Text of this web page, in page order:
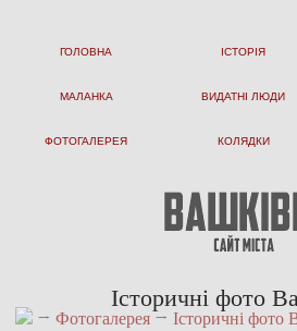
ГОЛОВНА ІСТОРІЯ
МАЛАНКА ВИДАТНІ ЛЮДИ
ФОТОГАЛЕРЕЯ КОЛЯДКИ
Історичні фото
→ Фотогалерея → Історичні фото